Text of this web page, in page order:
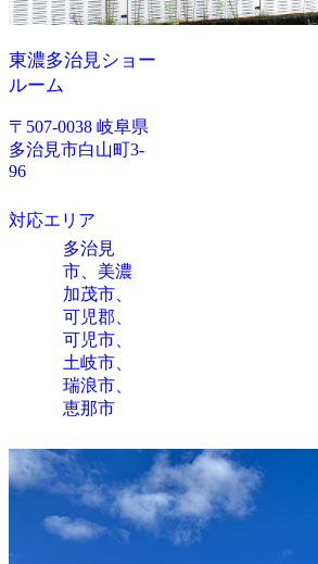
東濃多治見ショー
ルーム
〒507-0038 岐阜県
多治見市白山町3-
96
対応エリア
多治見
市、美濃
加茂市、
可児郡、
可児市、
土岐市、
瑞浪市、
恵那市